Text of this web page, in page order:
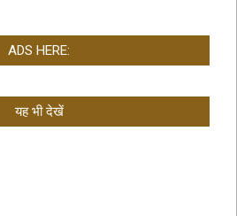
ADS HERE:
यह भी देखें